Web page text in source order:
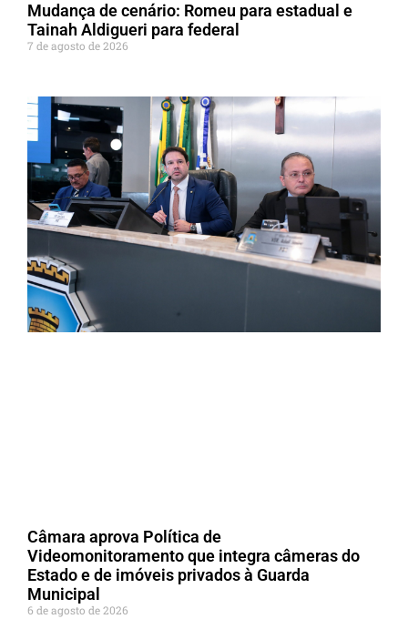
Mudança de cenário: Romeu para estadual e
Tainah Aldigueri para federal
7 de agosto de 2026
Câmara aprova Política de
Videomonitoramento que integra câmeras do
Estado e de imóveis privados à Guarda
Municipal
6 de agosto de 2026